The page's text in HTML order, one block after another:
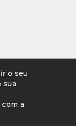
o seu
sua
a